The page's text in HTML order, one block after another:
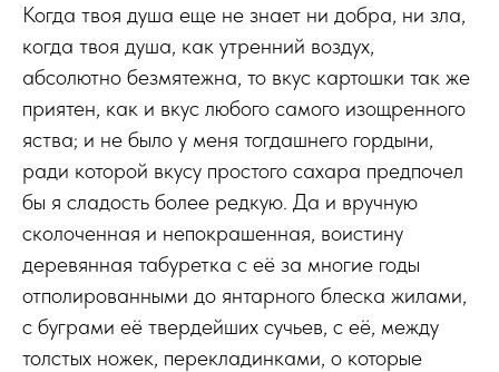
Когда твоя душа еще не знает ни добра, ни зла,
когда твоя душа, как утренний воздух,
абсолютно безмятежна, то вкус картошки так же
приятен, как и вкус любого самого изощренного
яства; и не было у меня тогдашнего гордыни,
ради которой вкусу простого сахара предпочел
бы я сладость более редкую. Да и вручную
сколоченная и непокрашенная, воистину
деревянная табуретка с её за многие годы
отполированными до янтарного блеска жилами,
с буграми её твердейших сучьев, с её, между
толстых ножек, перекладинками, о которые